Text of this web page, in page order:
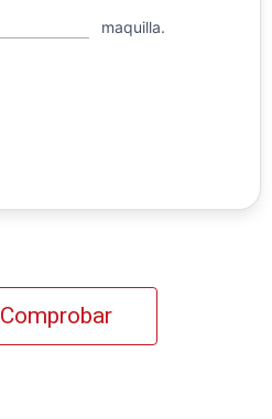
maquilla.
Comprobar